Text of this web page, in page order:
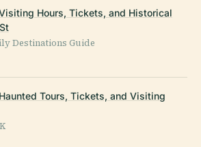
Hours, Tickets, and Historical
Destinations Guide
Tours, Tickets, and Visiting